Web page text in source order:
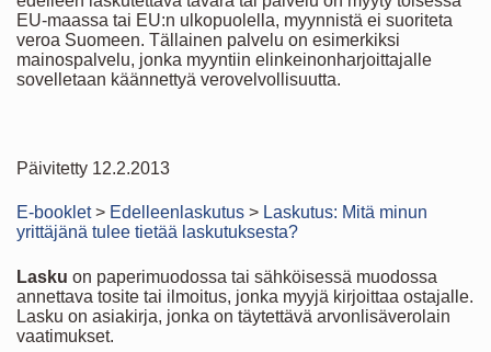
EU-maassa tai EU:n ulkopuolella, myynnistä ei suoriteta
veroa Suomeen. Tällainen palvelu on esimerkiksi
mainospalvelu, jonka myyntiin elinkeinonharjoittajalle
sovelletaan käännettyä verovelvollisuutta.
Päivitetty 12.2.2013
E-booklet> Edelleenlaskutus > Laskutus: Mitä minun
yrittäjänä tulee tietää laskutuksesta?
Lasku on paperimuodossa tai sähköisessä muodossa
annettava tosite tai ilmoitus, jonka myyjä kirjoittaa ostajalle.
Lasku on asiakirja, jonka on täytettävä arvonlisäverolain
vaatimukset.